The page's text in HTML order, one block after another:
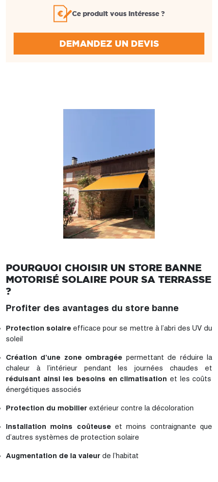
Ce produit vous intéresse ?
DEMANDEZ UN DEVIS
POURQUOI CHOISIR UN STORE BANNE
MOTORISÉ SOLAIRE POUR SA TERRASSE
?
Profiter des avantages du store banne
Protection solaireefficace pour se mettre à l’abri des UV du
soleil
Création d’une zone ombragée permettant de réduire la
chaleur à l’intérieur pendant les journées chaudes et
réduisant ainsi les besoins en climatisation et les coûts
énergétiques associés
Protection du mobilier extérieur contre la décoloration
Installation moins coûteuse et moins contraignante que
d’autres systèmes de protection solaire
Augmentation de la valeur de l’habitat